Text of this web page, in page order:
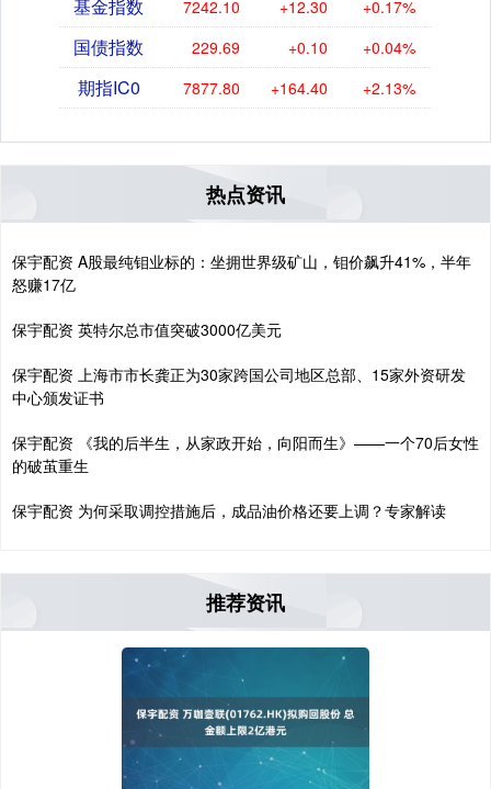
基金指数 7242.10 +12.30 +0.17%
国债指数 229.69 +0.10 +0.04%
期指IC0 7877.80 +164.40 +2.13%
热点资讯
保宇配资 A股最纯钼业标的：坐拥世界级矿山，钼价飙升41%，半年
怒赚17亿
保宇配资 英特尔总市值突破3000亿美元
保宇配资 上海市市长龚正为30家跨国公司地区总部、15家外资研发
中心颁发证书
保宇配资 《我的后半生，从家政开始，向阳而生》——一个70后女性
的破茧重生
保宇配资 为何采取调控措施后，成品油价格还要上调？专家解读
推荐资讯